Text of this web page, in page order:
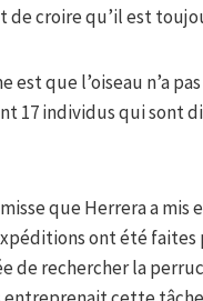
de croire qu’il est
est que l’oiseau n’a
17 individus qui sont
que Herrera a
ont été faites
de rechercher la